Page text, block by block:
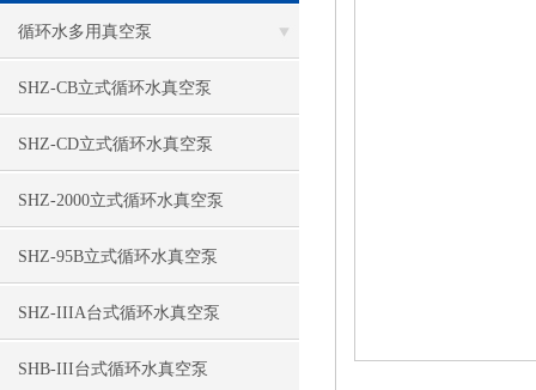
循环水多用真空泵
SHZ-CB立式循环水真空泵
SHZ-CD立式循环水真空泵
SHZ-2000立式循环水真空泵
SHZ-95B立式循环水真空泵
SHZ-IIIA台式循环水真空泵
SHB-III台式循环水真空泵